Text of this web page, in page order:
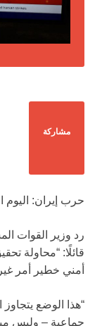
مشاركة
حرب إيران: اليوم
رد وزير القوات
قائلًا: “محاولة
أمني خطير أمر
“هذا الوضع
جماعية – وليس